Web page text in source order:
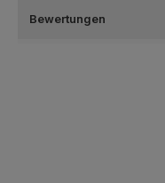
Bewertungen